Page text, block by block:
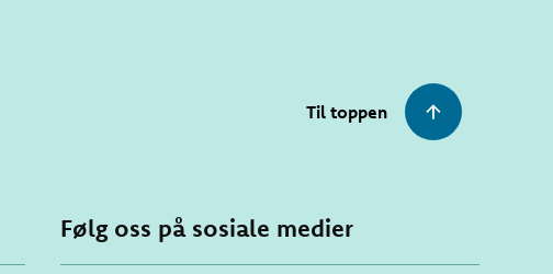
Til toppen
Følg oss på sosiale medier